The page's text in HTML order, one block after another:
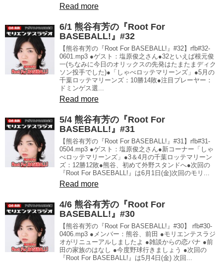
Read more
6/1 熊谷有芳の『Root For
BASEBALL!』#32
【熊谷有芳の『Root For BASEBALL!』#32】rfb#32-
0601.mp3 ●ゲスト：塩原俊之さん●32といえば根元俊
一(ちなみに今日のオリックスの先発はたまたまディク
ソン投手でした)●「しゃべロッテマリーンズ」●5月の
千葉ロッテマリーンズ：10勝14敗●注目プレーヤー：
ドミンゲス選...
Read more
5/4 熊谷有芳の『Root For
BASEBALL!』#31
【熊谷有芳の『Root For BASEBALL!』#31】rfb#31-
0504.mp3 ●ゲスト：塩原俊之さん●新コーナー「しゃ
べロッテマリーンズ」●3＆4月の千葉ロッテマリーン
ズ：12勝12敗●熊谷、初めて外野スタンドへ●次回の
『Root For BASEBALL!』は6月1日(金)次回のモリ...
Read more
4/6 熊谷有芳の『Root For
BASEBALL!』#30
【熊谷有芳の『Root For BASEBALL!』#30】 rfb#30-
0406.mp3 ●メンバー：熊谷、前田 ●モリエンテスラジ
オがリニューアルしましたよ ●雑談からの恋バナ ●前
田の家族のはなし ●今度野球行きましょう ●次回の
『Root For BASEBALL!』は5月4日(金) 次回...